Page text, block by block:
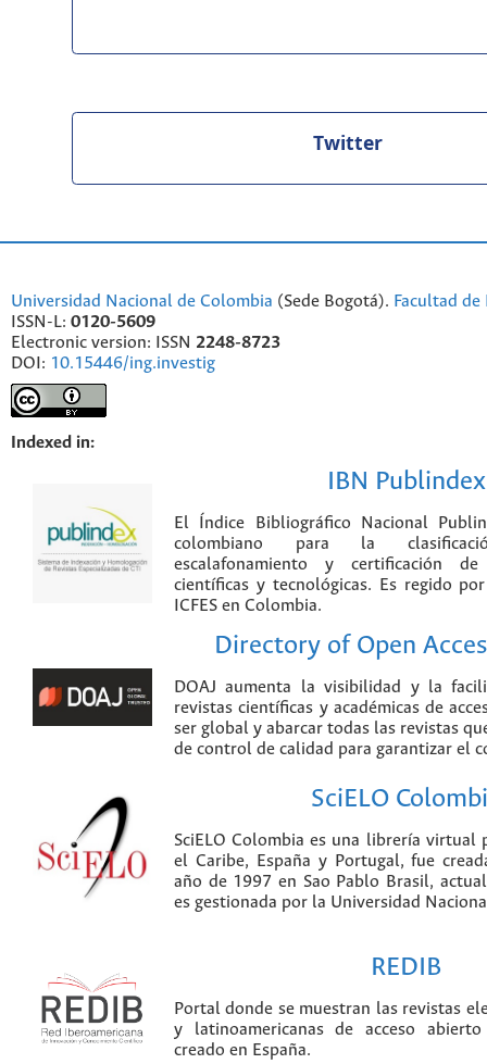
Twitter
Universidad Nacional de Colombia (Sede Bogotá). Facultad
ISSN-L: 0120-5609
Electronic version: ISSN 2248-8723
DOI: 10.15446/ing.investig
Indexed in:
IBN Publindex
El Índice Bibliográfico Nacional
colombiano para la
escalafonamiento y certificación
científicas y tecnológicas. Es regido
ICFES en Colombia.
Directory of Open
DOAJ aumenta la visibilidad y la
revistas científicas y académicas de
ser global y abarcar todas las revistas
de control de calidad para garantizar el
SciELO
SciELO Colombia es una librería virtual
el Caribe, España y Portugal, fue
año de 1997 en Sao Pablo Brasil,
es gestionada por la Universidad
REDIB
Portal donde se muestran las revistas
y latinoamericanas de acceso
creado en España.